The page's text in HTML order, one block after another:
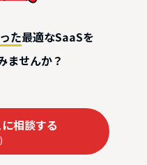
た最適なSaaSを
ませんか？
相談する